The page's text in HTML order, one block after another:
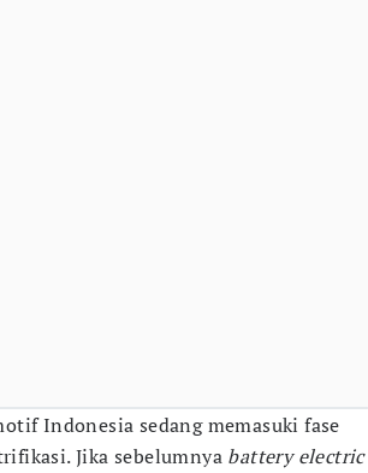
Indonesia sedang memasuki fase
Jika sebelumnya battery electric